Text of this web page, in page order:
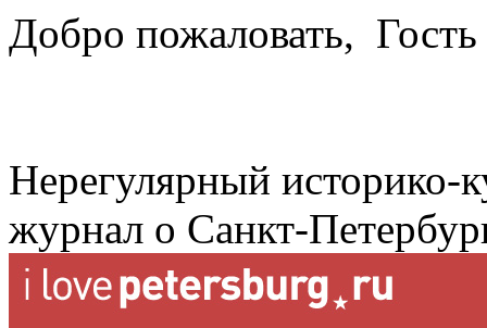
Добро пожаловать, Гость
Нерегулярный историко-
журнал о Санкт-